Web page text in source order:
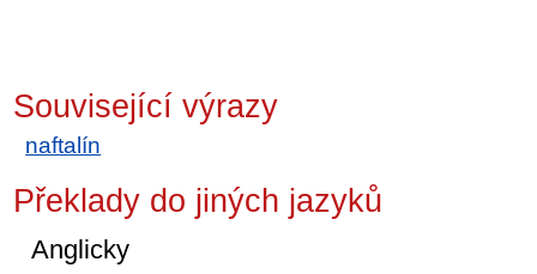
Související výrazy
naftalín
Překlady do jiných jazyků
Anglicky